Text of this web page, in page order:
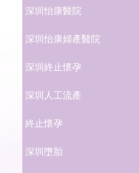
深圳怡康醫院
深圳怡康婦產醫院
深圳終止懷孕
深圳人工流產
終止懷孕
深圳墮胎